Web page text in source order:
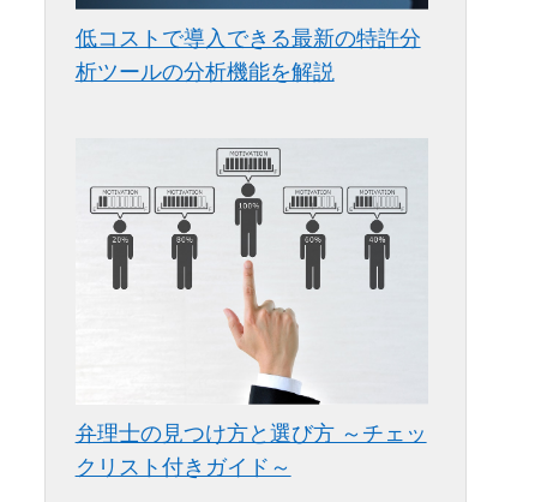
低コストで導入できる最新の特許分
析ツールの分析機能を解説
弁理士の見つけ方と選び方 ～チェッ
クリスト付きガイド～